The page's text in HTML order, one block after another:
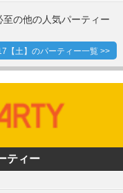
の他の人気パーティー
【土】のパーティー一覧 >>
ティー